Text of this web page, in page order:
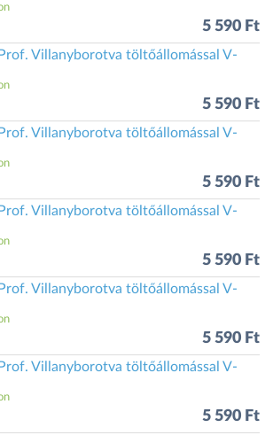
5 590 Ft
Villanyborotva töltőállomással V-
5 590 Ft
Villanyborotva töltőállomással V-
5 590 Ft
Villanyborotva töltőállomással V-
5 590 Ft
Villanyborotva töltőállomással V-
5 590 Ft
Villanyborotva töltőállomással V-
5 590 Ft